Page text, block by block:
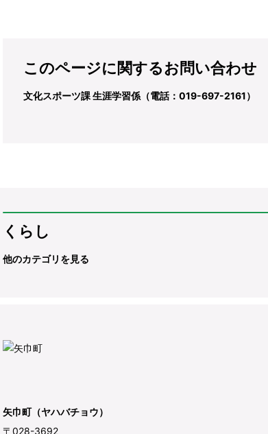
このページに関するお問い合わせ
文化スポーツ課 生涯学習係（電話：019-697-2161）
くらし
他のカテゴリを見る
矢巾町（ヤハバチョウ）
〒028-3692